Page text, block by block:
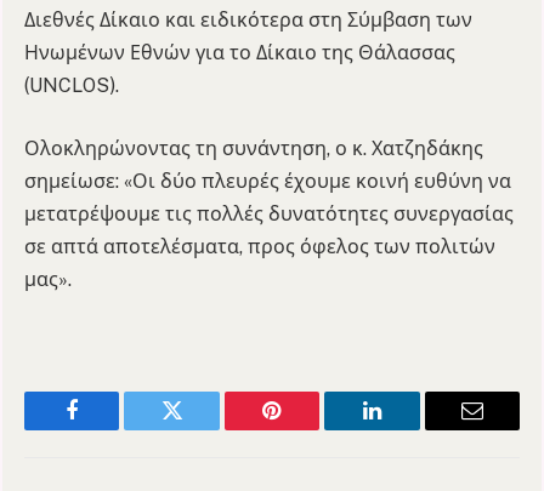
Διεθνές Δίκαιο και ειδικότερα στη Σύμβαση των
Ηνωμένων Εθνών για το Δίκαιο της Θάλασσας
(UNCLOS).
Ολοκληρώνοντας τη συνάντηση, ο κ. Χατζηδάκης
σημείωσε: «Οι δύο πλευρές έχουμε κοινή ευθύνη να
μετατρέψουμε τις πολλές δυνατότητες συνεργασίας
σε απτά αποτελέσματα, προς όφελος των πολιτών
μας».
Facebook Twitter Pinterest LinkedIn Email